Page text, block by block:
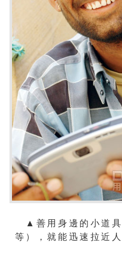
▲善用身邊的小道
等），就能迅速拉近